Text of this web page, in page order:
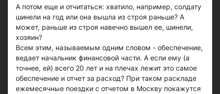
А потом еще и отчитаться: хватило, например, солдату
шинели на год или она вышла из строя раньше? А
может, раньше из строя навечно вышел ее, шинели,
хозяин?
Всем этим, называемым одним словом - обеспечение,
ведает начальник финансовой части. А если ему (а
точнее, ей) всего 20 лет и на плечах лежит это самое
обеспечение и отчет за расход? При таком раскладе
ежемесячные поездки с отчетом в Москву покажутся